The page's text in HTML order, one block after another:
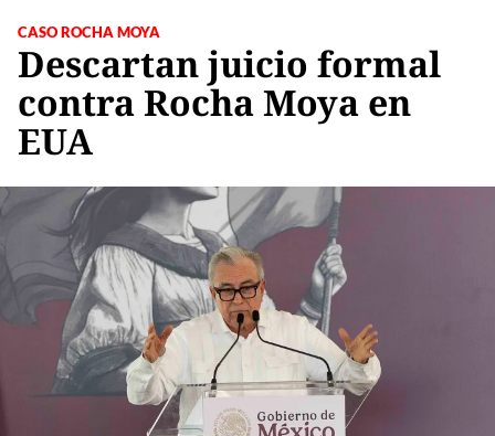
CASO ROCHA MOYA
Descartan juicio formal
contra Rocha Moya en
EUA